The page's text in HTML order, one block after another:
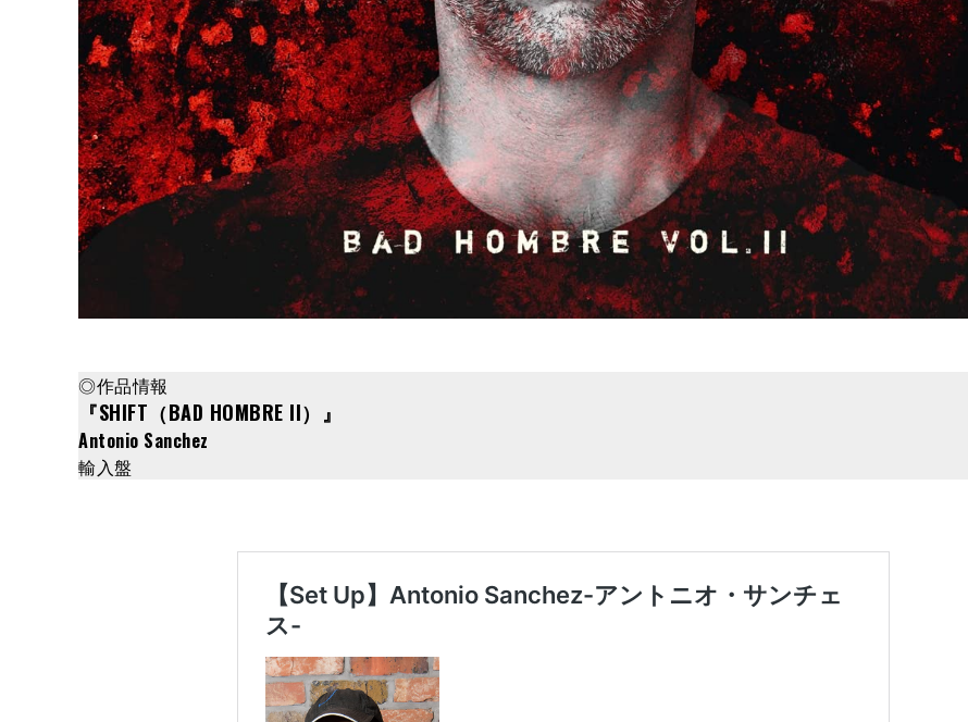
◎作品情報
『SHIFT（BAD HOMBRE II）』
Antonio Sanchez
輸入盤